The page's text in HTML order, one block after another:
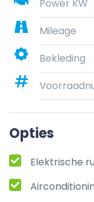
Power KW
Mileage
Bekleding
Opties
Elektrische